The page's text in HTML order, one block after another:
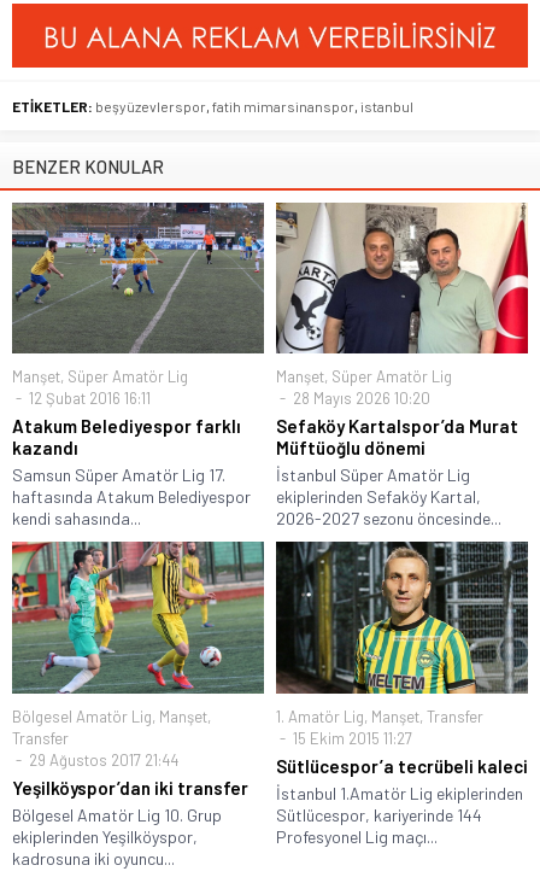
ETİKETLER: beşyüzevlerspor fatih mimarsinanspor istanbul
BENZER KONULAR
Manşet, Süper Amatör Lig
12 Şubat 2016 16:11
Atakum Belediyespor farklı
kazandı
Samsun Süper Amatör Lig 17.
haftasında Atakum Belediyespor
kendi sahasında...
Manşet, Süper Amatör Lig
28 Mayıs 2026 10:20
Sefaköy Kartalspor’da Murat
Müftüoğlu dönemi
İstanbul Süper Amatör Lig
ekiplerinden Sefaköy Kartal,
2026-2027 sezonu öncesinde...
Bölgesel Amatör Lig, Manşet,
Transfer
29 Ağustos 2017 21:44
Yeşilköyspor’dan iki transfer
Bölgesel Amatör Lig 10. Grup
ekiplerinden Yeşilköyspor,
kadrosuna iki oyuncu...
1. Amatör Lig, Manşet, Transfer
15 Ekim 2015 11:27
Sütlücespor’a tecrübeli kaleci
İstanbul 1.Amatör Lig ekiplerinden
Sütlücespor, kariyerinde 144
Profesyonel Lig maçı...